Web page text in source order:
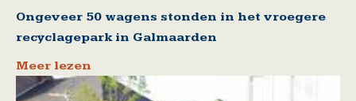
Ongeveer 50 wagens stonden in het vroegere
recyclagepark in Galmaarden
Meer lezen